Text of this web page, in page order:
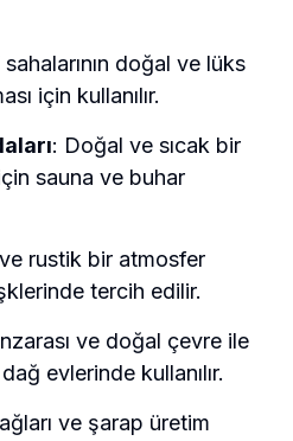
doğal ve lüks
için kullanılır.
: Doğal ve sıcak bir
sauna ve buhar
rustik bir atmosfer
tercih edilir.
ve doğal çevre ile
evlerinde kullanılır.
ve şarap üretim